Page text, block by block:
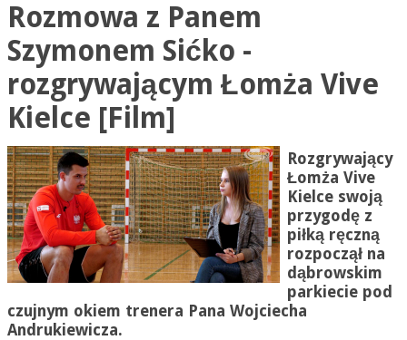
Rozmowa z Panem
Szymonem Sićko -
rozgrywającym Łomża Vive
Kielce [Film]
Rozgrywający
Łomża Vive
Kielce swoją
przygodę z
piłką ręczną
rozpoczął na
dąbrowskim
parkiecie pod
czujnym okiem trenera Pana Wojciecha
Andrukiewicza.